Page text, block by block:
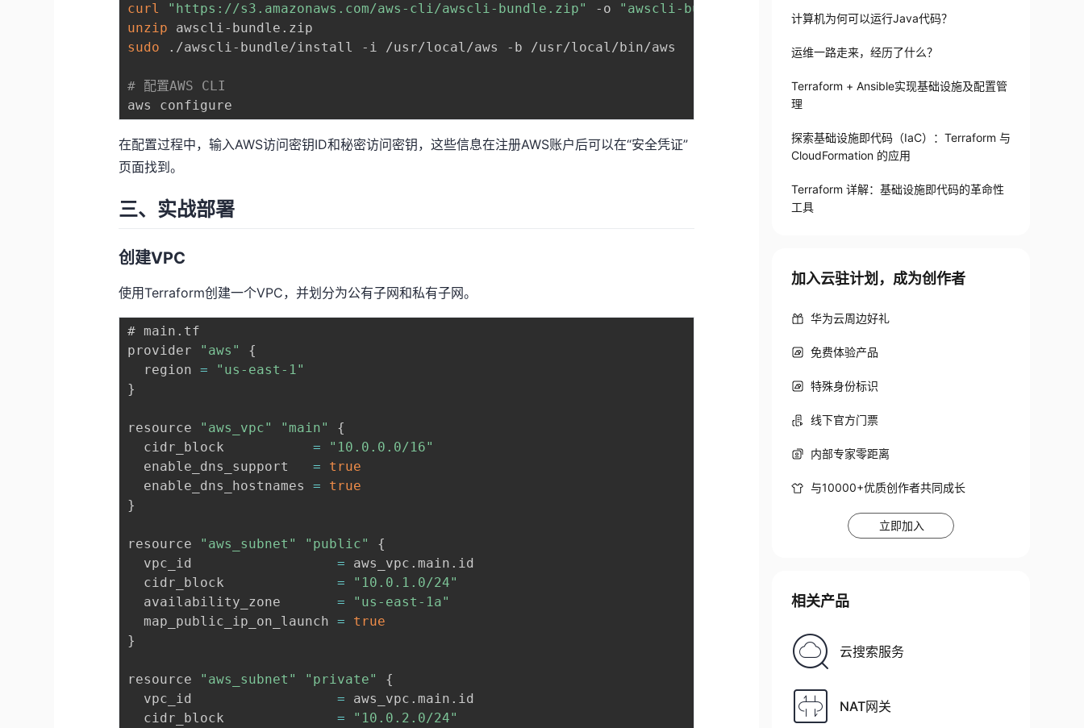
curl
"https://s3.amazonaws.com/aws-cli/awscli-bundle.zip" -o "awscli-bundle.zip"
unzip
sudo ./awscli-bundle/install -i /usr/local/aws -b /usr/local/bin/aws
# 配置AWS CLI
在配置过程中，输入AWS访问密钥ID和秘密访问密钥，这些信息在注册AWS账户后可以在“安全凭证”
页面找到。
三、实战部署
创建VPC
使用Terraform创建一个VPC，并划分为公有子网和私有子网。
# main . tf
provider "aws"
{
  region
=
"us-east-1"
}
resource "aws_vpc" "main"
{
  cidr_block
=
"10.0.0.0/16"
  enable_dns_support
=
true
  enable_dns_hostnames
=
true
}
resource "aws_subnet" "public"
{
  vpc_id
= aws_vpc . main . id
  cidr_block
=
"10.0.1.0/24"
  availability_zone
=
"us-east-1a"
  map_public_ip_on_launch
=
true
}
resource "aws_subnet" "private"
{
  vpc_id
= aws_vpc . main . id
  cidr_block
=
"10.0.2.0/24"
计算机为何可以运行Java代码？
运维一路走来，经历了什么？
Terraform + Ansible实现基础设施及配置管
理
探索基础设施即代码（IaC）：Terraform 与
CloudFormation 的应用
Terraform 详解：基础设施即代码的革命性
工具
加入云驻计划，成为创作者
华为云周边好礼
免费体验产品
特殊身份标识
线下官方门票
内部专家零距离
与10000+优质创作者共同成长
立即加入
相关产品
云搜索服务
NAT网关